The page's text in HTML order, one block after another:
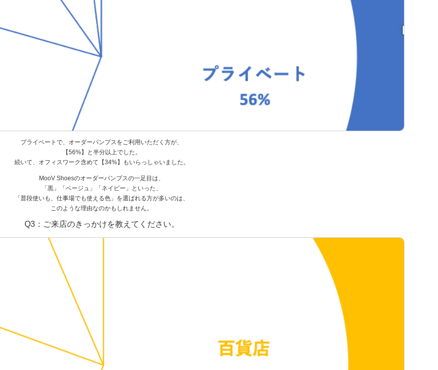
プライベートで、オーダーパンプスをご利用いただく方が、
【56%】と半分以上でした。
続いて、オフィスワーク含めて【34%】もいらっしゃいました。
MooV Shoesのオーダーパンプスの一足目は、
「黒」「ベージュ」「ネイビー」といった、
「普段使いも、仕事場でも使える色」を選ばれる方が多いのは、
このような理由なのかもしれません。
Q3：ご来店のきっかけを教えてください。